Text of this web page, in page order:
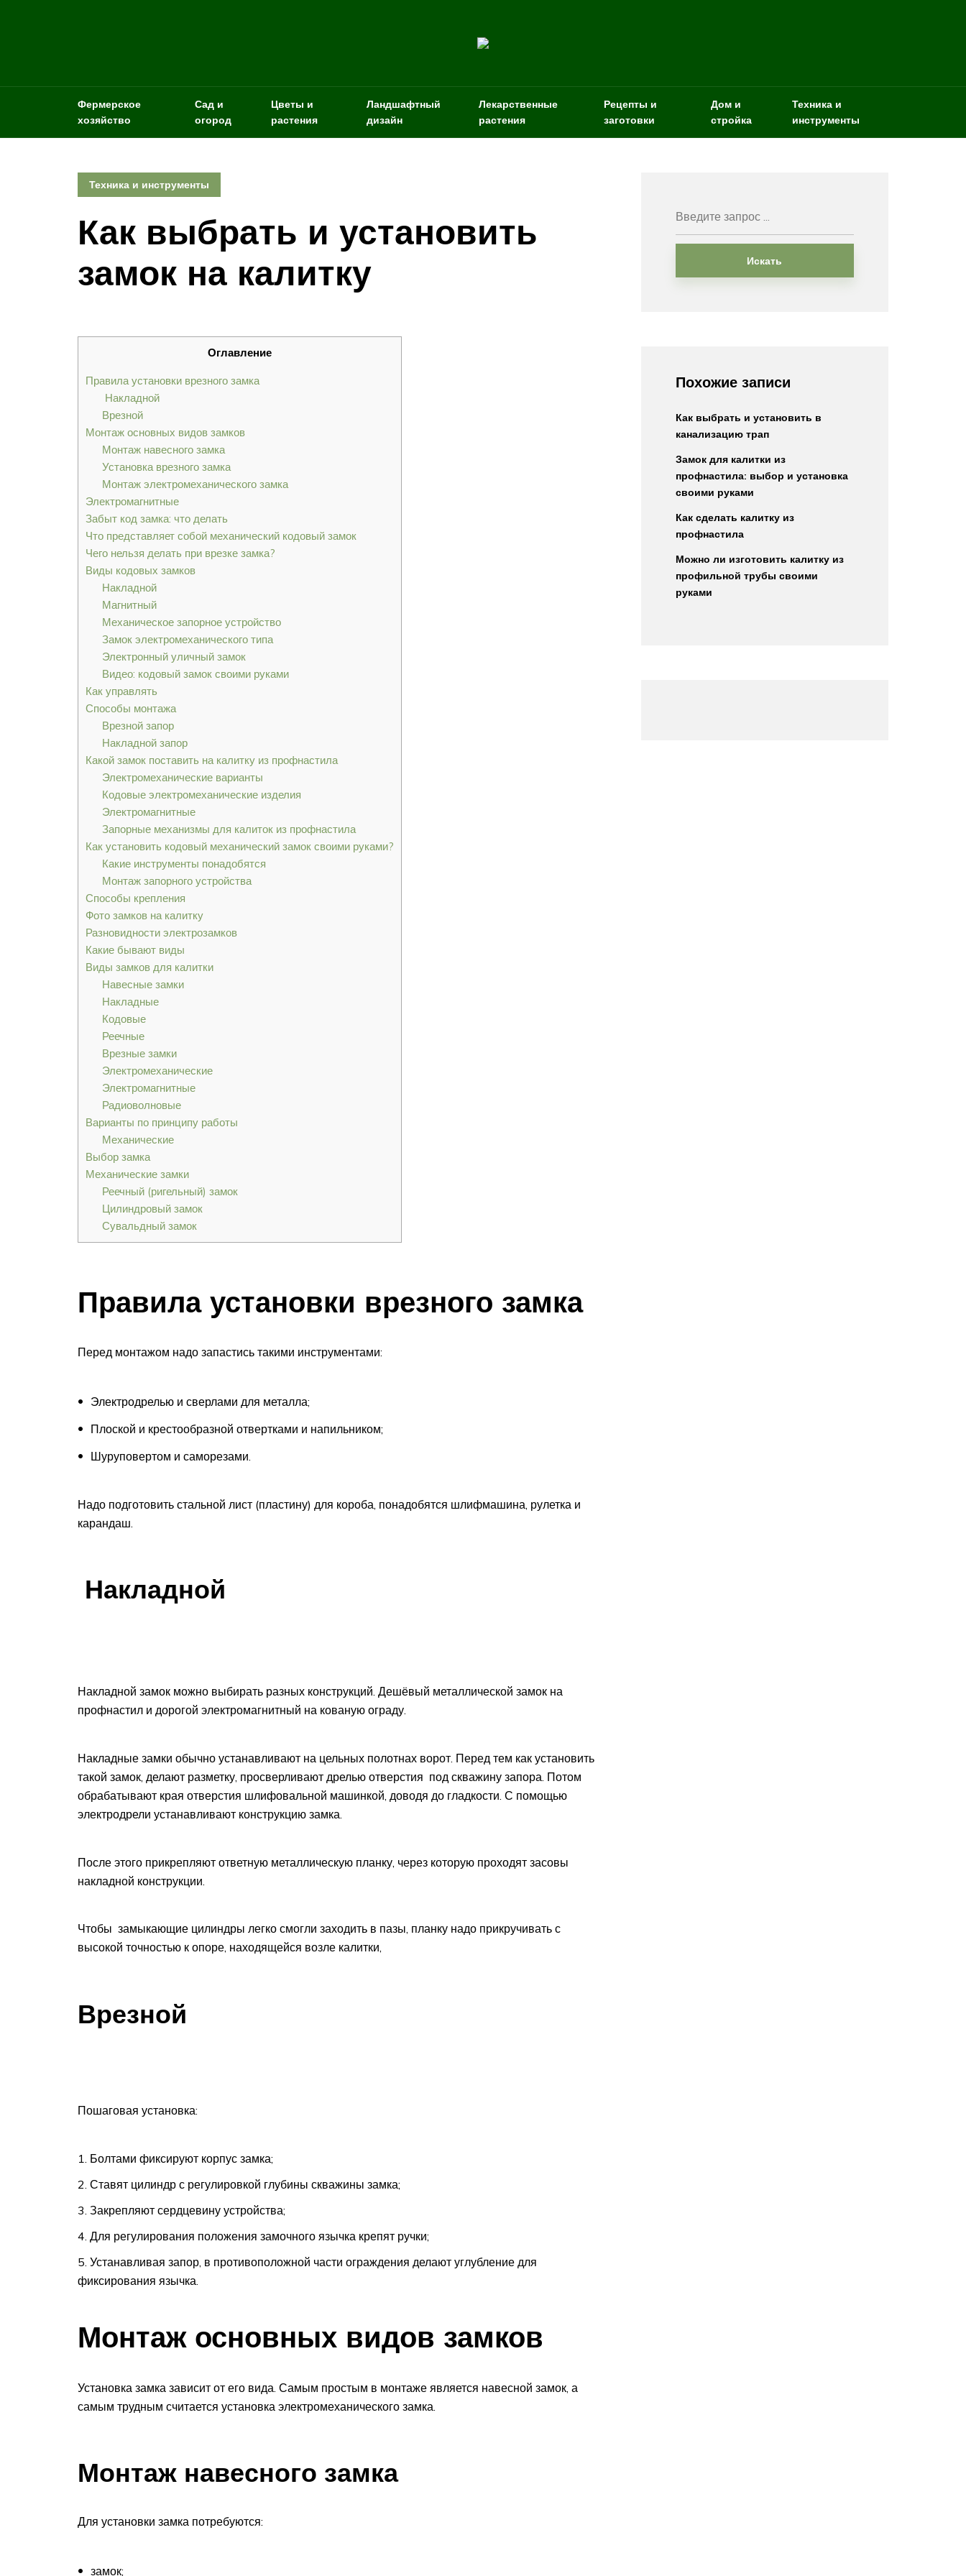
Фермерское
хозяйство
Сад и
огород
Цветы и
растения
Ландшафтный
дизайн
Лекарственные
растения
Рецепты и
заготовки
Дом и
стройка
Техника и
инструменты
Техника и инструменты
Как выбрать и установить
замок на калитку
Оглавление
Правила установки врезного замка
Накладной
Врезной
Монтаж основных видов замков
Монтаж навесного замка
Установка врезного замка
Монтаж электромеханического замка
Электромагнитные
Забыт код замка: что делать
Что представляет собой механический кодовый замок
Чего нельзя делать при врезке замка?
Виды кодовых замков
Накладной
Магнитный
Механическое запорное устройство
Замок электромеханического типа
Электронный уличный замок
Видео: кодовый замок своими руками
Как управлять
Способы монтажа
Врезной запор
Накладной запор
Какой замок поставить на калитку из профнастила
Электромеханические варианты
Кодовые электромеханические изделия
Электромагнитные
Запорные механизмы для калиток из профнастила
Как установить кодовый механический замок своими руками?
Какие инструменты понадобятся
Монтаж запорного устройства
Способы крепления
Фото замков на калитку
Разновидности электрозамков
Какие бывают виды
Виды замков для калитки
Навесные замки
Накладные
Кодовые
Реечные
Врезные замки
Электромеханические
Электромагнитные
Радиоволновые
Варианты по принципу работы
Механические
Выбор замка
Механические замки
Реечный (ригельный) замок
Цилиндровый замок
Сувальдный замок
Правила установки врезного замка
Перед монтажом надо запастись такими инструментами:
Электродрелью и сверлами для металла;
Плоской и крестообразной отвертками и напильником;
Шуруповертом и саморезами.
Надо подготовить стальной лист (пластину) для короба, понадобятся шлифмашина, рулетка и
карандаш.
Накладной
Накладной замок можно выбирать разных конструкций. Дешёвый металлической замок на
профнастил и дорогой электромагнитный на кованую ограду.
Накладные замки обычно устанавливают на цельных полотнах ворот. Перед тем как установить
такой замок, делают разметку, просверливают дрелью отверстия под скважину запора. Потом
обрабатывают края отверстия шлифовальной машинкой, доводя до гладкости. С помощью
электродрели устанавливают конструкцию замка.
После этого прикрепляют ответную металлическую планку, через которую проходят засовы
накладной конструкции.
Чтобы замыкающие цилиндры легко смогли заходить в пазы, планку надо прикручивать с
высокой точностью к опоре, находящейся возле калитки,
Врезной
Пошаговая установка:
Болтами фиксируют корпус замка;
Ставят цилиндр с регулировкой глубины скважины замка;
Закрепляют сердцевину устройства;
Для регулирования положения замочного язычка крепят ручки;
Устанавливая запор, в противоположной части ограждения делают углубление для
фиксирования язычка.
Монтаж основных видов замков
Установка замка зависит от его вида. Самым простым в монтаже является навесной замок, а
самым трудным считается установка электромеханического замка.
Монтаж навесного замка
Для установки замка потребуются:
замок;
Искать
Похожие записи
Как выбрать и установить в
канализацию трап
Замок для калитки из
профнастила: выбор и установка
своими руками
Как сделать калитку из
профнастила
Можно ли изготовить калитку из
профильной трубы своими
руками